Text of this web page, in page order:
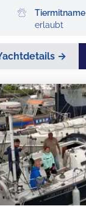
Tiermitname
erlaubt
→